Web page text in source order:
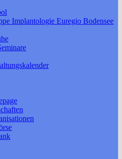
Implantologie Euregio Bodensee